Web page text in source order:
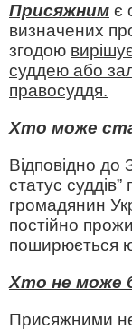
Присяжним є
визначених
згодою
суддею або
правосуддя.
Хто може
Відповідно до
статус
громадянин
постійно
поширюється
Хто не може
Присяжними